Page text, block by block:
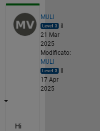
MULI
il
21 Mar
2025
Modificato:
MULI
il
17 Apr
2025
Hi